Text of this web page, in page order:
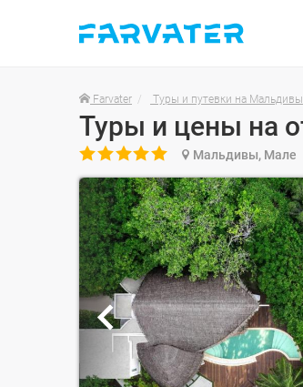
Farvater Туры и путевки на Мальдивы
 Мальдивы, Мале